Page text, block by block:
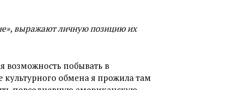
выражают личную позицию их
возможность побывать в
обмена я прожила там